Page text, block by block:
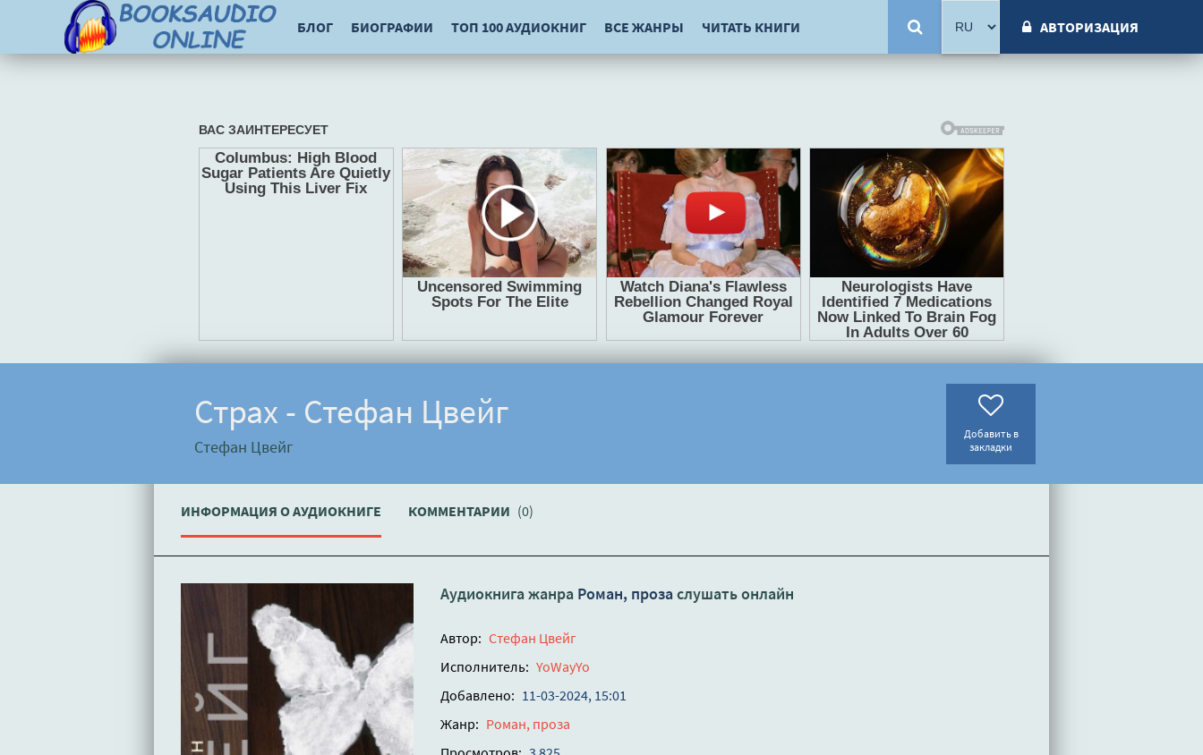
БЛОГ БИОГРАФИИ ТОП 100 АУДИОКНИГ ВСЕ ЖАНРЫ ЧИТАТЬ КНИГИ АВТОРИЗАЦИЯ
Страх - Стефан Цвейг
Стефан Цвейг
Добавить в
закладки
ИНФОРМАЦИЯ О АУДИОКНИГЕ КОММЕНТАРИИ (0)
Аудиокнига жанра Роман, прозаслушать онлайн
Автор: Стефан Цвейг
Исполнитель: YoWayYo
Добавлено: 11-03-2024, 15:01
Жанр: Роман, проза